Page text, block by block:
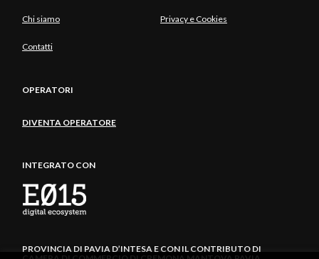
Chi siamo Privacy e Cookies
Contatti
OPERATORI
DIVENTA OPERATORE
INTEGRATO CON
PROVINCIA DI PAVIA D’INTESA E CON IL CONTRIBUTO DI